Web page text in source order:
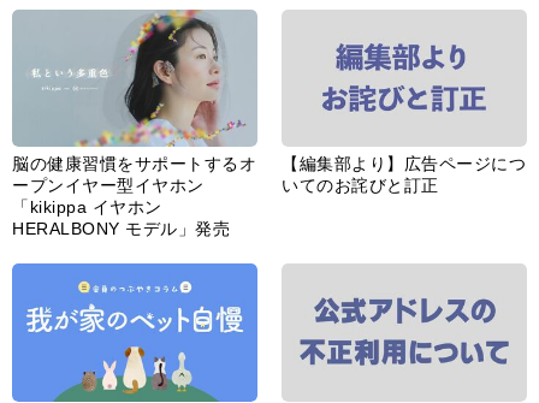
脳の健康習慣をサポートするオ
ープンイヤー型イヤホン
「kikippa イヤホン
HERALBONY モデル」発売
【編集部より】広告ページにつ
いてのお詫びと訂正